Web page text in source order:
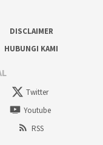
DISCLAIMER
HUBUNGI KAMI
Twitter
Youtube
RSS